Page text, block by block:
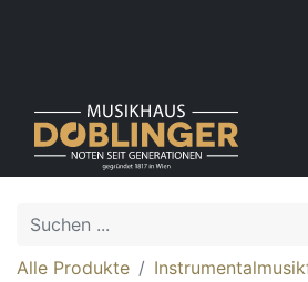
Alle Produkte